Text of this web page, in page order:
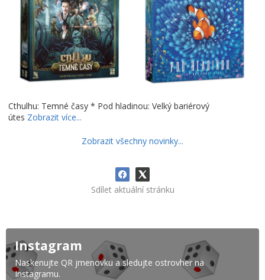
Cthulhu: Temné časy * Pod hladinou: Velký bariérový
útes Zobrazit více...
Zobrazit všechny novinky...
Sdílet aktuální stránku
Instagram
Naskenujte QR jmenovku a sledujte ostrovher na
Instagramu.